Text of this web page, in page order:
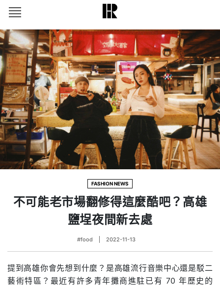
FASHION NEWS
不可能老市場翻修得這麼酷吧？高雄
鹽埕夜間新去處
#food 2022-11-13
提到高雄你會先想到什麼？是高雄流行音樂中心還是駁二
藝術特區？最近有許多青年攤商進駐已有 70 年歷史的